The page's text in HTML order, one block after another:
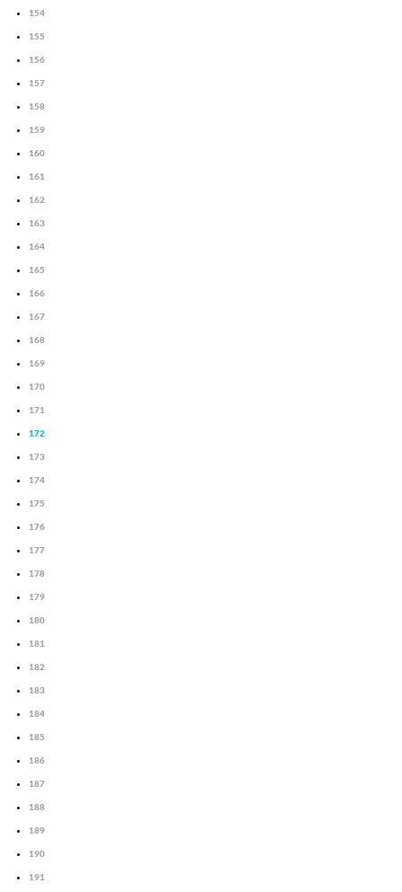
154
155
156
157
158
159
160
161
162
163
164
165
166
167
168
169
170
171
172
173
174
175
176
177
178
179
180
181
182
183
184
185
186
187
188
189
190
191